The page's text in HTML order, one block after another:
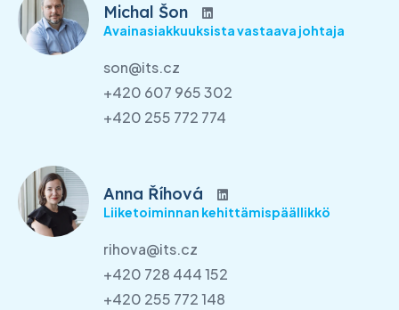
Michal Šon
Avainasiakkuuksista vastaava johtaja
son@its.cz
+420 607 965 302
+420 255 772 774
Anna Říhová
Liiketoiminnan kehittämispäällikkö
rihova@its.cz
+420 728 444 152
+420 255 772 148